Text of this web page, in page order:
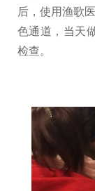
后，使用渔歌
色通道，当天
检查。